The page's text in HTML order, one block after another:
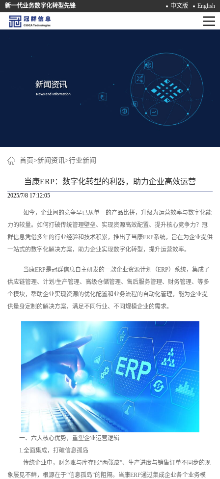
新一代业务数字化转型先锋 中文版 English
首
首页>新闻资讯>行业新闻
当康ERP：数字化转型的利器，助力企业高效运营
2025/7/8 17:12:05
如今，企业间的竞争早已从单一的产品比拼，升级为运营效率与数字化能
力的较量。如何打破传统管理壁垒、实现资源高效配置、提升核心竞争力？冠
群信息凭借多年的行业经验和技术积累，推出了当康ERP系统，旨在为企业提供
一站式的数字化解决方案，助力企业实现数字化转型，提升运营效率。
当康ERP是冠群信息自主研发的一款企业资源计划（ERP）系统，集成了
供应链管理、计划/生产管理、高级仓储管理、售后服务管理、财务管理、等多
个模块，帮助企业实现资源的优化配置和业务流程的自动化管理，能为企业提
供量身定制的解决方案，满足不同行业、不同规模企业的需求。
一、六大核心优势，重塑企业运营逻辑
1.全面集成，打破信息孤岛
传统企业中，财务账与库存账“两张皮”、生产进度与销售订单不同步的现
象屡见不鲜，根源在于“信息孤岛”的阻隔。当康ERP通过集成企业各个业务模